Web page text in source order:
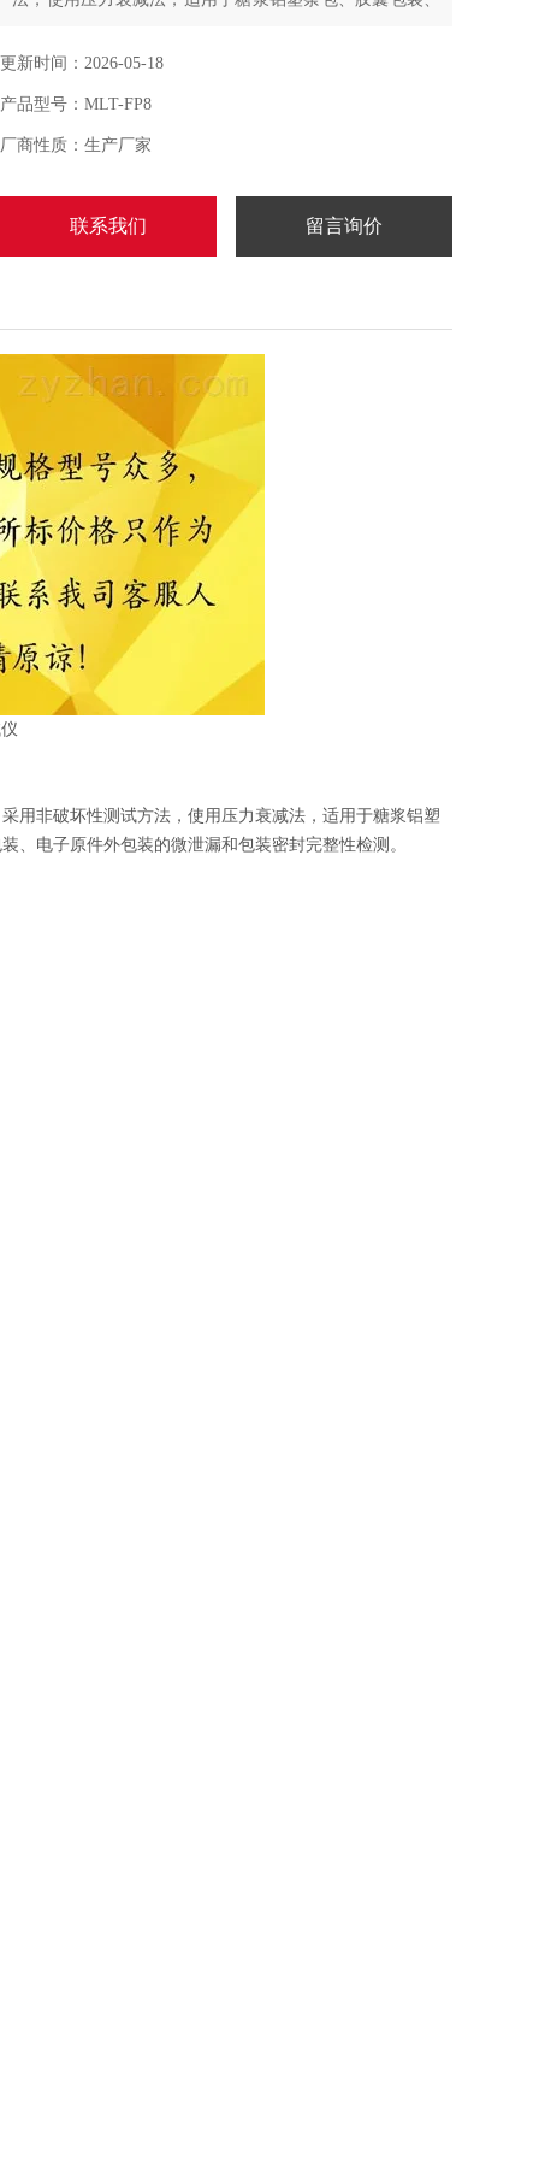
疗器械外包装、电子原件外包装的微泄漏和包装密封完整
更新时间：2026-05-18
产品型号：MLT-FP8
厂商性质：生产厂家
联系我们 留言询价
用非破坏性测试方法，使用压力衰减法，适用于糖浆铝塑
、电子原件外包装的微泄漏和包装密封完整性检测。